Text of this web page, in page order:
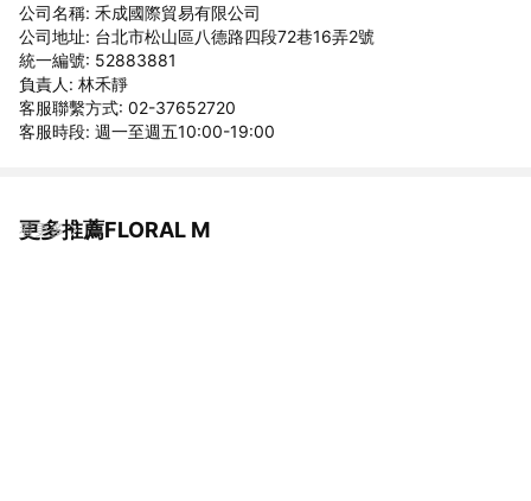
公司名稱: 禾成國際貿易有限公司
公司地址: 台北市松山區八德路四段72巷16弄2號
統一編號: 52883881
負責人: 林禾靜
客服聯繫方式: 02-37652720
客服時段: 週一至週五10:00-19:00
更多推薦FLORAL M
看更多